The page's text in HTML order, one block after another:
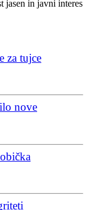
jasen in javni interes
za tujce
nove